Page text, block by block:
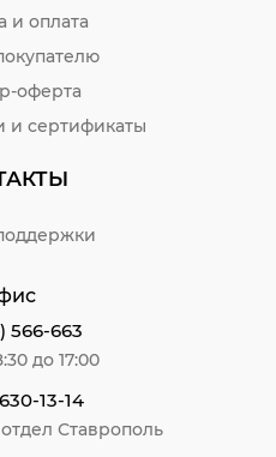
и оплата
оферта
и сертификаты
566-663
до 17:00
13-14
Ставрополь